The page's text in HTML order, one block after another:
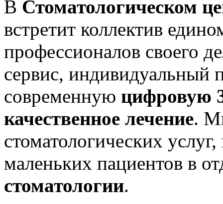
В Стоматологическом
встретит коллектив
профессионалов своего
сервис, индивидуальный
современную цифровую
качественное лечение.
стоматологических
маленьких пациентов в
стоматологии.